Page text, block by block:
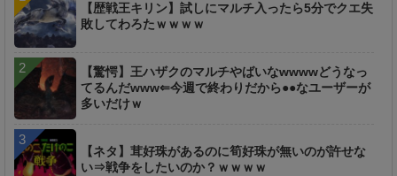
【歴戦王キリン】試しにマルチ入ったら5分でクエ失
敗してわろたｗｗｗｗ
【驚愕】王ハザクのマルチやばいなwwwwどうなっ
てるんだwww⇐今週で終わりだから●●なユーザーが
多いだけｗ
【ネタ】茸好珠があるのに筍好珠が無いのが許せな
い⇒戦争をしたいのか？ｗｗｗｗ